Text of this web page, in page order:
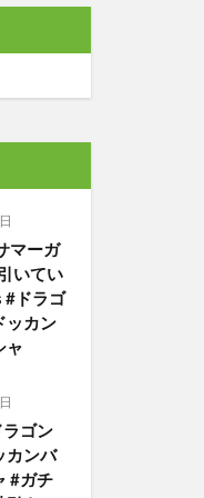
マーガ
いてい
#ドラゴ
ッカン
ャ
ラゴン
カンバ
#ガチ